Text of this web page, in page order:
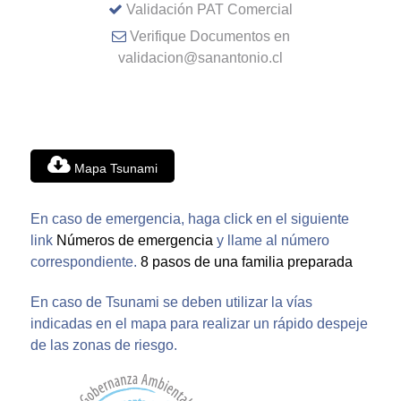
Validación PAT Comercial
Verifique Documentos en
validacion@sanantonio.cl
Mapa Tsunami
En caso de emergencia, haga click en el siguiente
link Números de emergencia y llame al número
correspondiente. 8 pasos de una familia preparada
En caso de Tsunami se deben utilizar la vías
indicadas en el mapa para realizar un rápido despeje
de las zonas de riesgo.